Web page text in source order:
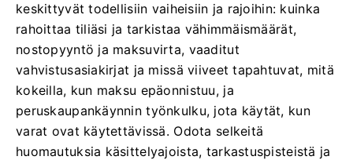
keskittyvät todellisiin vaiheisiin ja rajoihin: kuinka
rahoittaa tiliäsi ja tarkistaa vähimmäismäärät,
nostopyyntö ja maksuvirta, vaaditut
vahvistusasiakirjat ja missä viiveet tapahtuvat, mitä
kokeilla, kun maksu epäonnistuu, ja
peruskaupankäynnin työnkulku, jota käytät, kun
varat ovat käytettävissä. Odota selkeitä
huomautuksia käsittelyajoista, tarkastuspisteistä ja